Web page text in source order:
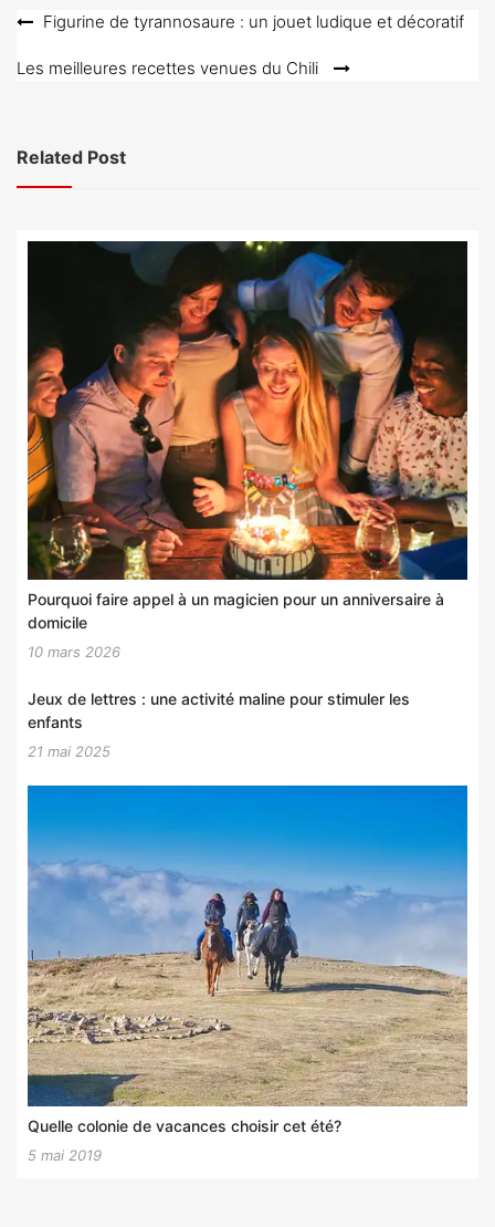
Navigation
de
Figurine de tyrannosaure : un jouet ludique et décoratif
Les meilleures recettes venues du Chili
Related Post
Pourquoi faire appel à un magicien pour un anniversaire à
domicile
10 mars 2026
Jeux de lettres : une activité maline pour stimuler les
enfants
21 mai 2025
Quelle colonie de vacances choisir cet été?
5 mai 2019